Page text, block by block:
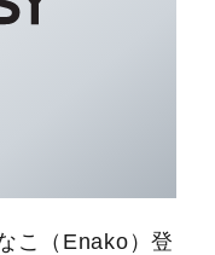
こ（Enako）登